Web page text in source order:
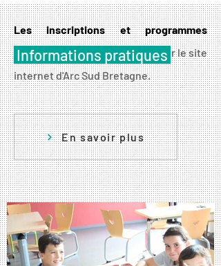
Les inscriptions et programmes
d'animationssont à retrouver sur le site
internet d'Arc Sud Bretagne.
En savoir plus
Informations pratiques